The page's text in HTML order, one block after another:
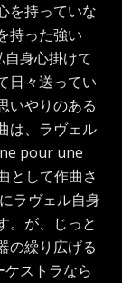
を持っていな
持った強い
身心掛けて
日々送ってい
いやりのある
は、ラヴェル
pour une
として作曲さ
ラヴェル自身
。が、じっと
の繰り広げる
ストラなら